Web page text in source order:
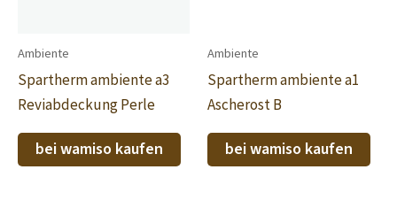
Ambiente
Spartherm ambiente a3
Reviabdeckung Perle
bei wamiso kaufen
Ambiente
Spartherm ambiente a1
Ascherost B
bei wamiso kaufen